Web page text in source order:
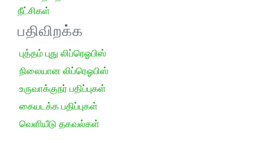
நீட்சிகள்
பதிவிறக்க
புத்தம் புது லிப்ரெஓபிஸ்
நிலையான லிப்ரெஓபிஸ்
உருவாக்குநர் பதிப்புகள்
கையடக்க பதிப்புகள்
வெளியீடு தகவல்கள்